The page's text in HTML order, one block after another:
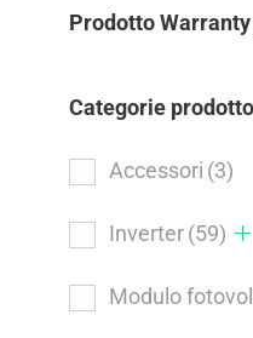
Prodotto
Categorie prodotto
Accessori (3)
Inverter (59)
Modulo